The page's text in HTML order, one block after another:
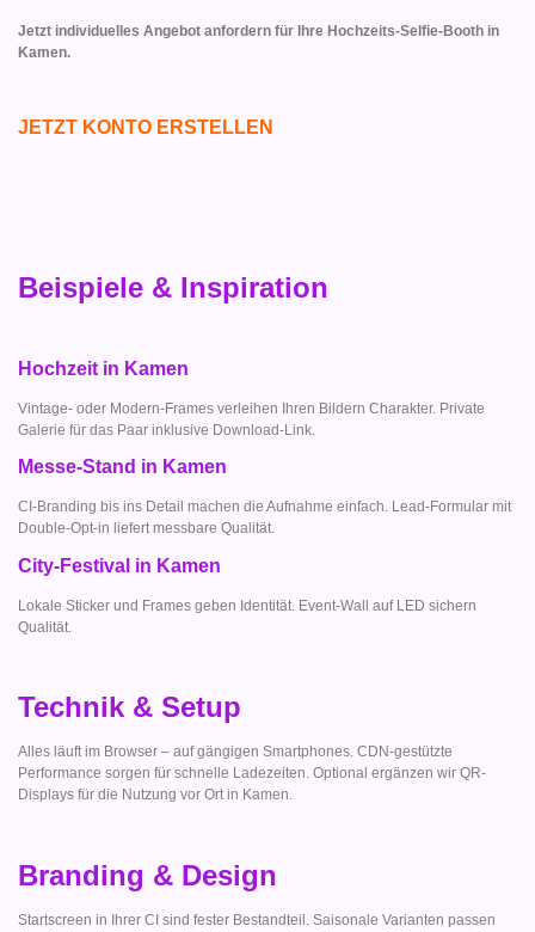
Jetzt individuelles Angebot anfordern für Ihre Hochzeits-Selfie-Booth in
Kamen.
JETZT KONTO ERSTELLEN
Beispiele & Inspiration
Hochzeit in Kamen
Vintage- oder Modern-Frames verleihen Ihren Bildern Charakter. Private
Galerie für das Paar inklusive Download-Link.
Messe-Stand in Kamen
CI-Branding bis ins Detail machen die Aufnahme einfach. Lead-Formular mit
Double-Opt-in liefert messbare Qualität.
City-Festival in Kamen
Lokale Sticker und Frames geben Identität. Event-Wall auf LED sichern
Qualität.
Technik & Setup
Alles läuft im Browser – auf gängigen Smartphones. CDN-gestützte
Performance sorgen für schnelle Ladezeiten. Optional ergänzen wir QR-
Displays für die Nutzung vor Ort in Kamen.
Branding & Design
Startscreen in Ihrer CI sind fester Bestandteil. Saisonale Varianten passen